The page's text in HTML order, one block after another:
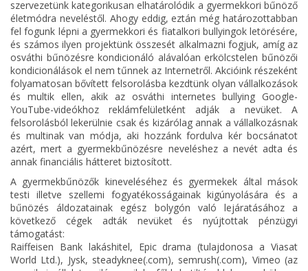
szervezetünk kategorikusan elhatárolódik a gyermekkori bűnöző
életmódra neveléstől. Ahogy eddig, eztán még határozottabban
fel fogunk lépni a gyermekkori és fiatalkori bullyingok letörésére,
és számos ilyen projektünk összesét alkalmazni fogjuk, amíg az
osváthi bűnözésre kondicionáló alávalóan erkölcstelen bűnözői
kondicionálások el nem tűnnek az Internetről. Akcióink részeként
folyamatosan bővített felsorolásba kezdtünk olyan vállalkozások
és multik ellen, akik az osváthi internetes bullying Google-
YouTube-videókhoz reklámfelületként adják a nevüket. A
felsorolásból lekerülnie csak és kizárólag annak a vállalkozásnak
és multinak van módja, aki hozzánk fordulva kér bocsánatot
azért, mert a gyermekbűnözésre neveléshez a nevét adta és
annak financiális hátteret biztosított.
A gyermekbűnözők kineveléséhez és gyermekek által mások
testi illetve szellemi fogyatékosságainak kigúnyolására és a
bűnözés áldozatainak egész bolygón való lejáratásához a
következő cégek adták nevüket és nyújtottak pénzügyi
támogatást:
Raiffeisen Bank lakáshitel, Epic drama (tulajdonosa a Viasat
World Ltd.), Jysk, steadyknee(.com), semrush(.com), Vimeo (az